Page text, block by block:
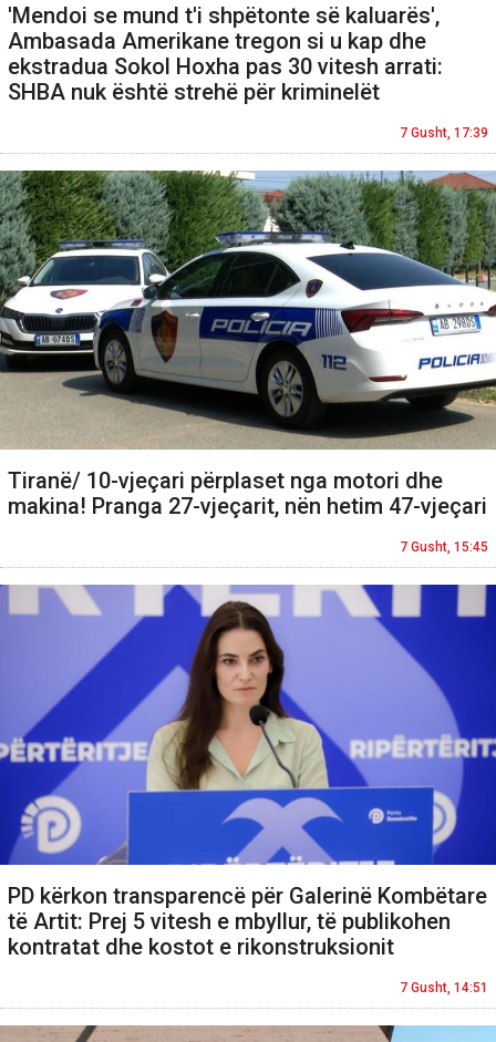
'Mendoi se mund t'i shpëtonte së kaluarës',
Ambasada Amerikane tregon si u kap dhe
ekstradua Sokol Hoxha pas 30 vitesh arrati:
SHBA nuk është strehë për kriminelët
7 Gusht, 17:39
Tiranë/ 10-vjeçari përplaset nga motori dhe
makina! Pranga 27-vjeçarit, nën hetim 47-vjeçari
7 Gusht, 15:45
PD kërkon transparencë për Galerinë Kombëtare
të Artit: Prej 5 vitesh e mbyllur, të publikohen
kontratat dhe kostot e rikonstruksionit
7 Gusht, 14:51